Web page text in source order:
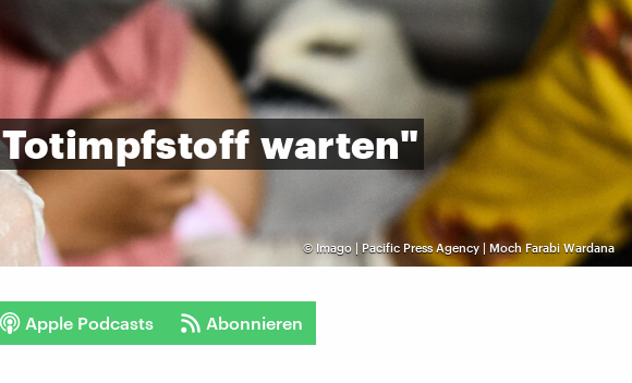
© Imago | Pacific Press Agency | Moch Farabi Wardana
Totimpfstoff warten"
Apple Podcasts Abonnieren